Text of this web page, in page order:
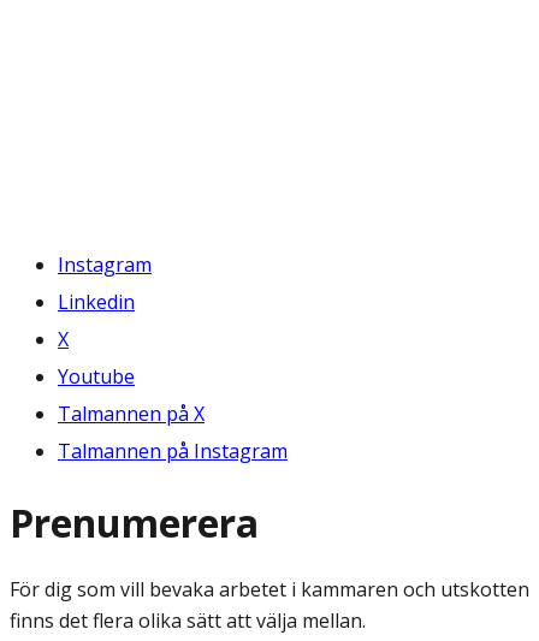
Instagram
Linkedin
X
Youtube
Talmannen på X
Talmannen på Instagram
Prenumerera
För dig som vill bevaka arbetet i kammaren och utskotten
finns det flera olika sätt att välja mellan.